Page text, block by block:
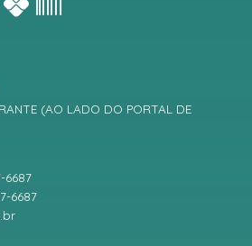
(AO LADO DO PORTAL DE
6687
6687